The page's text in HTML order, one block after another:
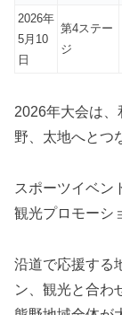
2026年
5月10
日
第4ステー
ジ
2026年大会は
野、太地へとつ
スポーツイベン
観光プロモーシ
沿道で応援する
ン、観光と合わ